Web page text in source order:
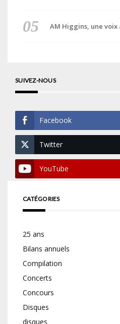
AM Higgins, une
SUIVEZ-NOUS
Facebook
Twitter
YouTube
CATÉGORIES
25 ans
Bilans annuels
Compilation
Concerts
Concours
Disques
disques